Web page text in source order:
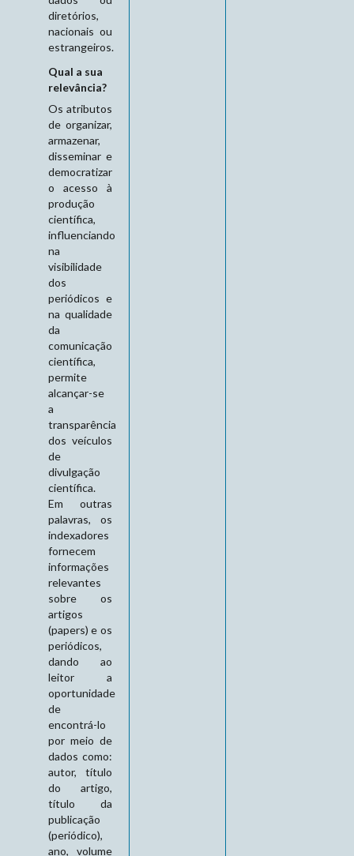
diretórios,
nacionais ou
estrangeiros.
Qual a sua
relevância?
Os atributos
de organizar,
armazenar,
disseminar e
democratizar
o acesso à
produção
científica,
influenciando
na
visibilidade
dos
periódicos e
na qualidade
da
comunicação
científica,
permite
alcançar-se
a
transparência
dos veículos
de
divulgação
científica.
Em outras
palavras, os
indexadores
fornecem
informações
relevantes
sobre os
artigos
(papers) e os
periódicos,
dando ao
leitor a
oportunidade
de
encontrá-lo
por meio de
dados como:
autor, título
do artigo,
título da
publicação
(periódico),
ano, volume